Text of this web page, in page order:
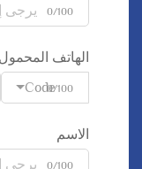
0/100
الهاتف
Code0/100
الاسم
0/100